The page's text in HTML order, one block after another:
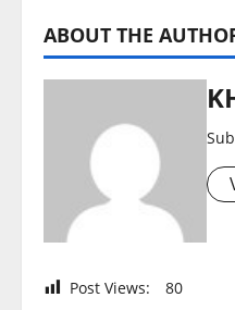
ABOUT THE
Post Views: 80